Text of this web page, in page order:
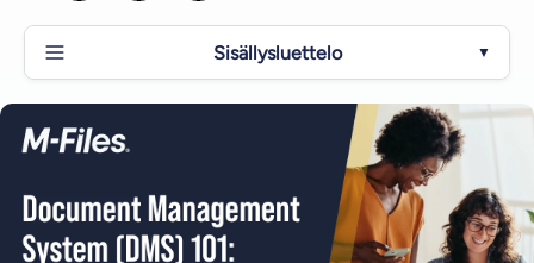
Sisällysluettelo ▼
Asiakirjojen hallintajärjestelmien ymmärtäminen
Mikä on asiakirjahallintajärjestelmä (DMS)?
Miten DMS eroaa perinteisistä tiedostojen
tallennusmenetelmistä?